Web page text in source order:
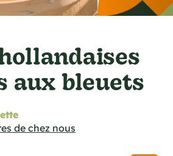
aux bleuets
de chez nous